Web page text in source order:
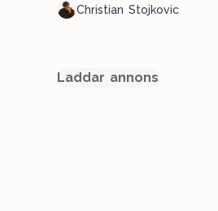
Christian Stojkovic
Laddar annons